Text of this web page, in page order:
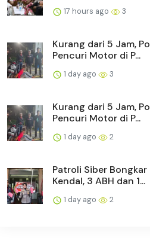
17 hours ago 3
Kurang dari 5 Jam,
Pencuri Motor di P...
1 day ago 3
Kurang dari 5 Jam,
Pencuri Motor di P...
1 day ago 2
Patroli Siber
Kendal, 3 ABH dan 1...
1 day ago 2